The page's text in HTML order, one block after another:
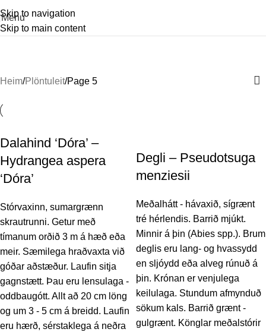
Skip to navigation
Skip to main content
Menu
Heim Plöntuleit Page 5
Dalahind ‘Dóra’ –
Hydrangea aspera
‘Dóra’
Stórvaxinn, sumargrænn
skrautrunni. Getur með
tímanum orðið 3 m á hæð eða
meir. Sæmilega hraðvaxta við
góðar aðstæður. Laufin sitja
gagnstætt. Þau eru lensulaga -
oddbaugótt. Allt að 20 cm löng
og um 3 - 5 cm á breidd. Laufin
eru hærð, sérstaklega á neðra
Degli – Pseudotsuga
menziesii
Meðalhátt - hávaxið, sígrænt
tré hérlendis. Barrið mjúkt.
Minnir á þin (Abies spp.). Brum
deglis eru lang- og hvassydd
en sljóydd eða alveg rúnuð á
þin. Krónan er venjulega
keilulaga. Stundum afmynduð
sökum kals. Barrið grænt -
gulgrænt. Könglar meðalstórir